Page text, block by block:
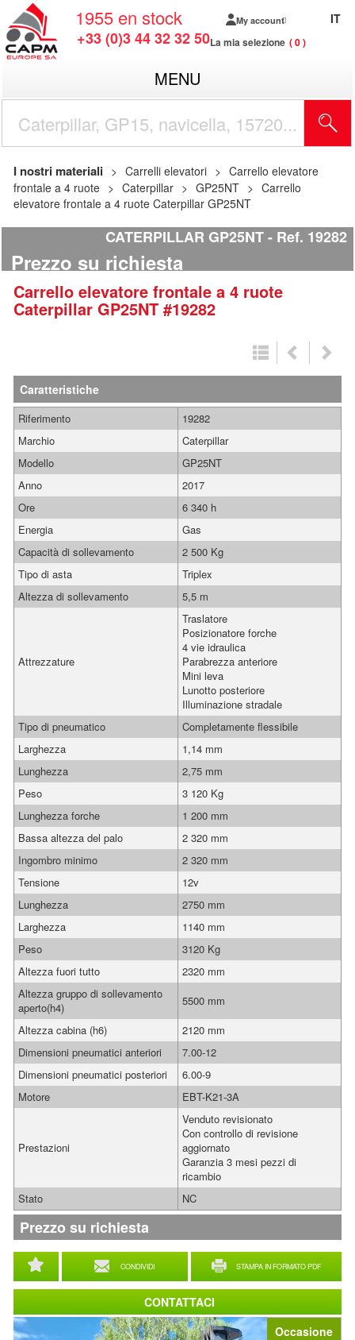
1955 en stock
+33 (0)3 44 32 32 50
My account
La mia selezione 0
IT
MENU
I nostri materiali Carrelli elevatori
Carrello elevatore
frontale a 4 ruote
Caterpillar GP25NT
Carrello
elevatore frontale a 4 ruote Caterpillar GP25NT
CATERPILLAR GP25NT Ref. 19282
Prezzo su richiesta
Carrello elevatore frontale a 4 ruote
Caterpillar GP25NT #19282
Occasione
Caratteristiche
CONDIVIDI STAMPA IN FORMATO PDF
Riferimento
19282
Marchio
Caterpillar
Modello
GP25NT
Anno
2017
Ore
6 340 h
Energia
Gas
Capacità di sollevamento
2 500 Kg
Tipo di asta
Triplex
Altezza di sollevamento
5,5 m
Attrezzature
Traslatore
Posizionatore forche
4 vie idraulica
Parabrezza anteriore
Mini leva
Lunotto posteriore
Illuminazione stradale
Tipo di pneumatico
Completamente flessibile
Larghezza
1,14 mm
Lunghezza
2,75 mm
Peso
3 120 Kg
Lunghezza forche
1 200 mm
Bassa altezza del palo
2 320 mm
Ingombro minimo
2 320 mm
Tensione
12v
Lunghezza
2750 mm
Larghezza
1140 mm
Peso
3120 Kg
Altezza fuori tutto
2320 mm
Altezza gruppo di sollevamento
aperto(h4)
5500 mm
Altezza cabina (h6)
2120 mm
Dimensioni pneumatici anteriori
7.00-12
Dimensioni pneumatici posteriori
6.00-9
Motore
EBT-K21-3A
Prestazioni
Venduto revisionato
Con controllo di revisione
aggiornato
Garanzia 3 mesi pezzi di
ricambio
Stato
NC
Prezzo su richiesta
CONTATTACI